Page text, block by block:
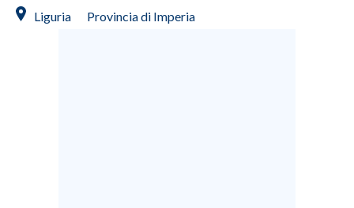
Liguria Provincia di Imperia